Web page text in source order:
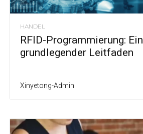
HANDEL
RFID-Programmierung: Ein
grundlegender Leitfaden
Xinyetong-Admin